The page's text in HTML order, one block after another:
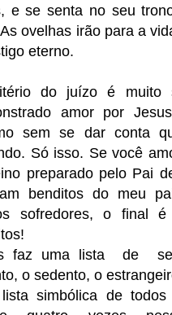
e se senta no seu
ovelhas irão para a
eterno.
do juízo é muito
amor por
sem se dar conta
Só isso. Se você
preparado pelo Pai
benditos do meu
sofredores, o final
faz uma lista de
o sedento, o
simbólica de